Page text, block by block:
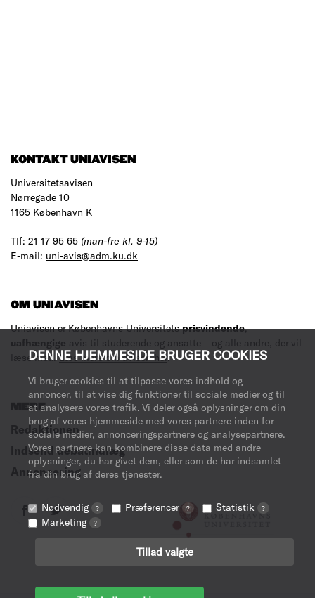
DENNE HJEMMESIDE BRUGER COOKIES
Vi bruger cookies til at tilpasse vores indhold og
annoncer, til at vise dig funktioner til sociale medier og til
at analysere vores trafik. Vi deler også oplysninger om din
brug af vores hjemmeside med vores partnere inden for
sociale medier, annonceringspartnere og analysepartnere.
Vores partnere kan kombinere disse data med andre
oplysninger, du har givet dem, eller som de har indsamlet
fra din brug af deres tjenester.
Nødvendig ? Præferencer ? Statistik ?
Marketing ?
Tillad valgte
KONTAKT UNIAVISEN
Universitetsavisen
Nørregade 10
1165 København K
Tlf: 21 17 95 65 (man-fre kl. 9-15)
E-mail: uni-avis@adm.ku.dk
OM UNIAVISEN
Uniavisen er Københavns Universitetsprisvindende,
uafhængige avis til studerende og ansatte – og alle andre, der vil
læse med.Læs mere om avisen her.
MERE
Redaktionen
Indsend debatindlæg
Annoncering